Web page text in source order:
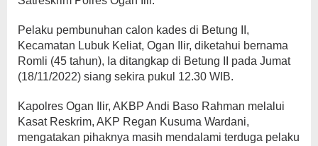
Pelaku pembunuhan calon kades di Betung II,
Kecamatan Lubuk Keliat, Ogan Ilir, diketahui bernama
Romli (45 tahun), Ia ditangkap di Betung II pada Jumat
(18/11/2022) siang sekira pukul 12.30 WIB.
Kapolres Ogan Ilir, AKBP Andi Baso Rahman melalui
Kasat Reskrim, AKP Regan Kusuma Wardani,
mengatakan pihaknya masih mendalami terduga pelaku